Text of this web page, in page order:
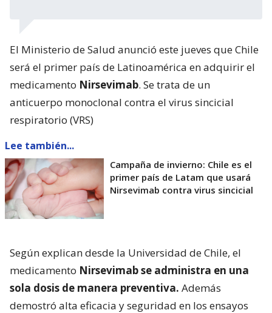
El Ministerio de Salud anunció este jueves que Chile
será el primer país de Latinoamérica en adquirir el
medicamento Nirsevimab. Se trata de un
anticuerpo monoclonal contra el virus sincicial
respiratorio (VRS)
Lee también...
Campaña de invierno: Chile es el
primer país de Latam que usará
Nirsevimab contra virus sincicial
Según explican desde la Universidad de Chile, el
medicamento Nirsevimab se administra en una
sola dosis de manera preventiva. Además
demostró alta eficacia y seguridad en los ensayos